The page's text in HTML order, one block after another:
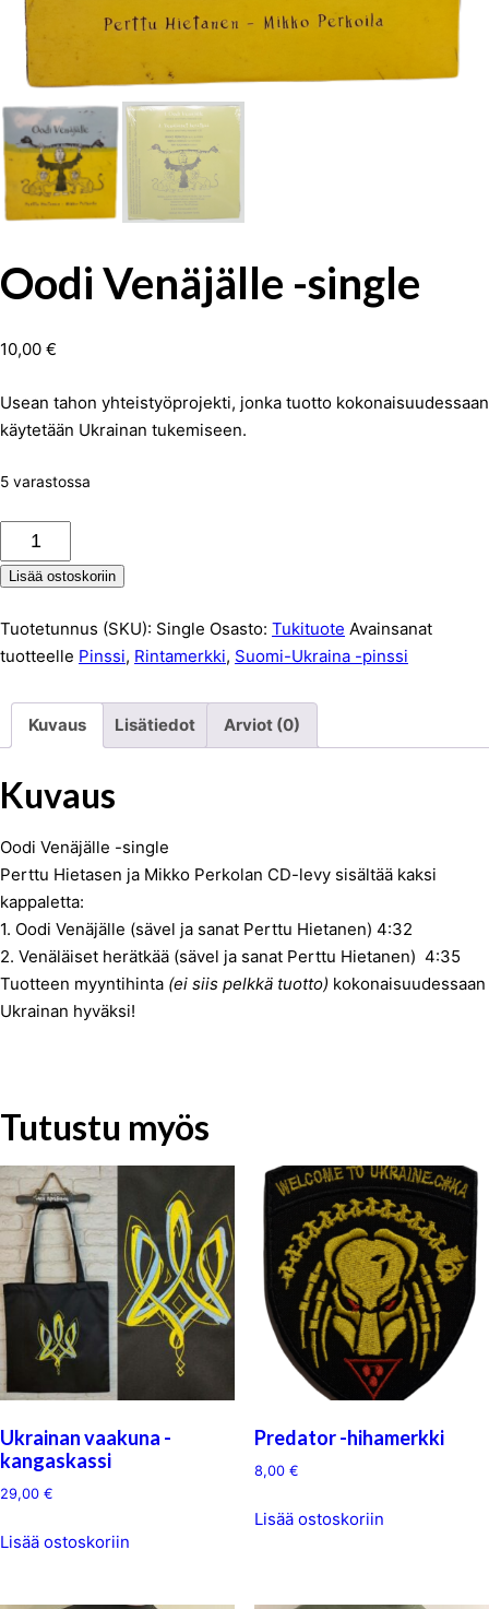
Oodi Venäjälle -single
10,00 €
Usean tahon yhteistyöprojekti, jonka tuotto kokonaisuudessaan
käytetään Ukrainan tukemiseen.
5 varastossa
Oodi
Venäjälle
-
määrä
Lisää ostoskoriin
Tuotetunnus (SKU): Single Osasto: Tukituote Avainsanat
tuotteelle Pinssi, Rintamerkki, Suomi-Ukraina -pinssi
Kuvaus Lisätiedot Arviot (0)
Kuvaus
Oodi Venäjälle -single
Perttu Hietasen ja Mikko Perkolan CD-levy sisältää kaksi
kappaletta:
1. Oodi Venäjälle (sävel ja sanat Perttu Hietanen) 4:32
2. Venäläiset herätkää (sävel ja sanat Perttu Hietanen) 4:35
Tuotteen myyntihinta (ei siis pelkkä tuotto) kokonaisuudessaan
Ukrainan hyväksi!
Tutustu myös
Ukrainan vaakuna -
kangaskassi
29,00 €
Lisää ostoskoriin
Predator -hihamerkki
8,00 €
Lisää ostoskoriin